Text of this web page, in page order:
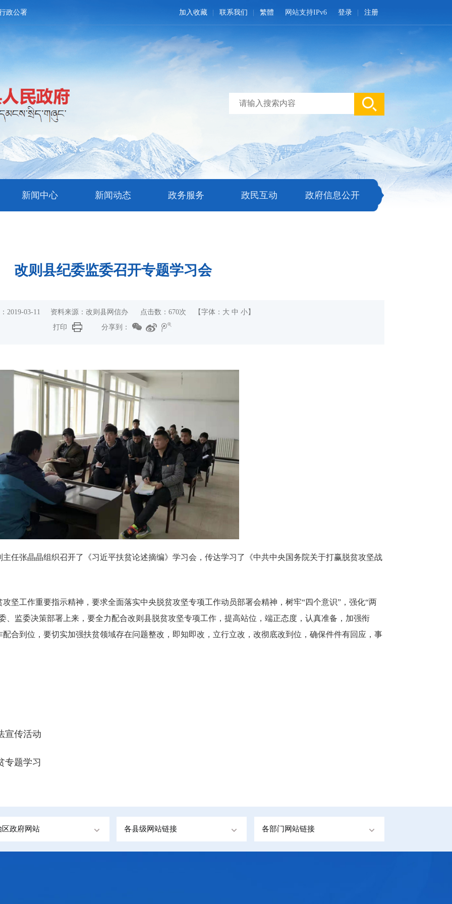
政公署 登录 注册
网站支持IPv6
加入收藏 联系我们 繁體
新闻中心 新闻动态 政务服务 政民互动 政府信息公开
改则县纪委监委召开专题学习会
2019-03-11 资料来源：改则县网信办 点击数： 670次 【字体： 大 中 小】
打印
分享到：
任张晶晶组织召开了《习近平扶贫论述摘编》学习会，传达学习了《中共中央国务院关于打赢脱贫攻坚战
坚工作重要指示精神，要求全面落实中央脱贫攻坚专项工作动员部署会精神，树牢“四个意识”，强化“两
、监委决策部署上来，要全力配合改则县脱贫攻坚专项工作，提高站位，端正态度，认真准备，加强衔
合到位，要切实加强扶贫领域存在问题整改，即知即改，立行立改，改彻底改到位，确保件件有回应，事
宣传活动
专题学习
区政府网站 各县级网站链接 各部门网站链接